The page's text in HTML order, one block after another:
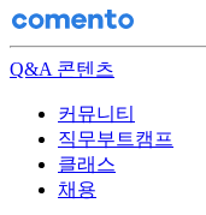
Q&A 콘텐츠
커뮤니티
직무부트캠프
클래스
채용